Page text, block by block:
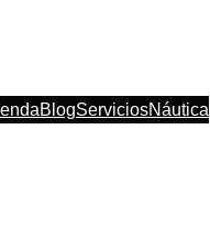
BlogServiciosNáutica